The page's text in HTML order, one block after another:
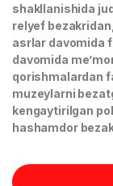
shakllanishida
relyef
asrlar davomida
davomida
qorishmalardan
muzeylarni
kengaytirilgan
hashamdor